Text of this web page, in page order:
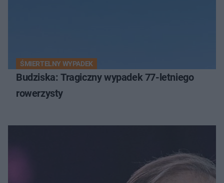
ŚMIERTELNY WYPADEK
Budziska: Tragiczny wypadek 77-letniego
rowerzysty